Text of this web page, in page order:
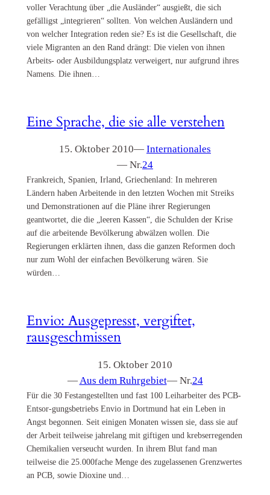
voller Verachtung über „die Ausländer“ ausgießt, die sich
gefälligst „integrieren“ sollten. Von welchen Ausländern und
von welcher Integration reden sie? Es ist die Gesellschaft, die
viele Migranten an den Rand drängt: Die vielen von ihnen
Arbeits- oder Ausbildungsplatz verweigert, nur aufgrund ihres
Namens. Die ihnen…
Eine Sprache, die sie alle verstehen
15. Oktober 2010— Internationales
— Nr.24
Frankreich, Spanien, Irland, Griechenland: In mehreren
Ländern haben Arbeitende in den letzten Wochen mit Streiks
und Demonstrationen auf die Pläne ihrer Regierungen
geantwortet, die die „leeren Kassen“, die Schulden der Krise
auf die arbeitende Bevölkerung abwälzen wollen. Die
Regierungen erklärten ihnen, dass die ganzen Reformen doch
nur zum Wohl der einfachen Bevölkerung wären. Sie
würden…
Envio: Ausgepresst, vergiftet,
rausgeschmissen
15. Oktober 2010
— Aus dem Ruhrgebiet— Nr.24
Für die 30 Festangestellten und fast 100 Leiharbeiter des PCB-
Entsor-gungsbetriebs Envio in Dortmund hat ein Leben in
Angst begonnen. Seit einigen Monaten wissen sie, dass sie auf
der Arbeit teilweise jahrelang mit giftigen und krebserregenden
Chemikalien verseucht wurden. In ihrem Blut fand man
teilweise die 25.000fache Menge des zugelassenen Grenzwertes
an PCB, sowie Dioxine und…